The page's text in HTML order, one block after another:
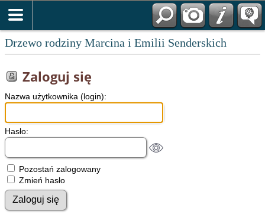
Drzewo rodziny Marcina i Emilii Senderskich
Zaloguj się
Nazwa użytkownika (login):
Hasło:
Pozostań zalogowany
Zmień hasło